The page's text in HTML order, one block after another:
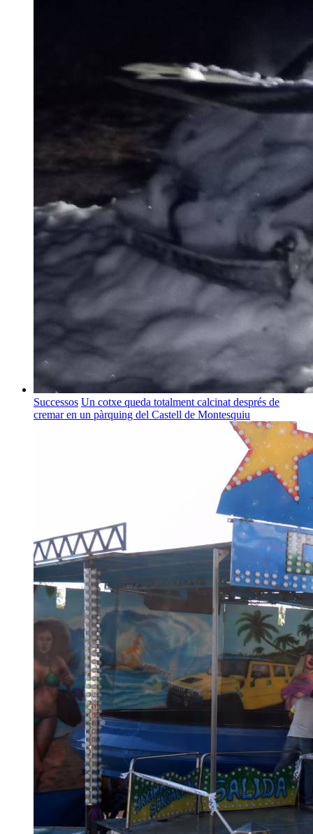
Successos Un cotxe queda totalment calcinat després de
cremar en un pàrquing del Castell de Montesquiu